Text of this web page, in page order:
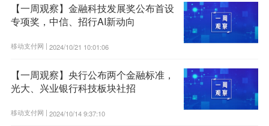
【一周观察】金融科技发展奖公布首设
专项奖，中信、招行AI新动向
移动支付网 | 2024/10/21 10:01:06
【一周观察】央行公布两个金融标准，
光大、兴业银行科技板块社招
移动支付网 | 2024/10/14 9:37:10